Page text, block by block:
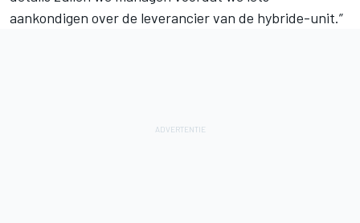
aankondigen over de leverancier van de hybride-unit.”